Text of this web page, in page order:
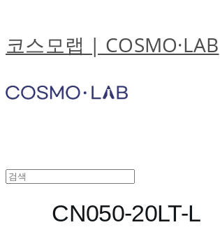
코스모랩 | COSMO·LAB
CN050-20LT-L